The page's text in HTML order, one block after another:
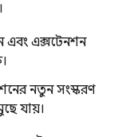
এবং এক্সটেনশন
নতুন সংস্করণ
যায়।